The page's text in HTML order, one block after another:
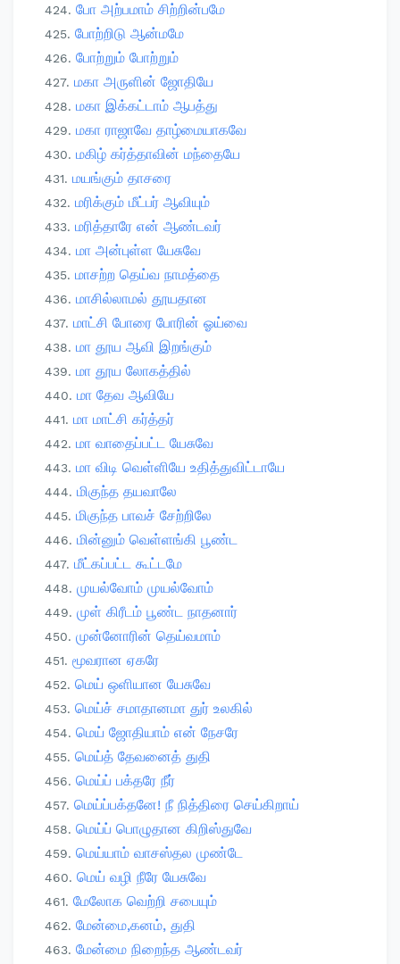
போ அற்பமாம் சிற்றின்பமே
போற்றிடு ஆன்மமே
போற்றும் போற்றும்
மகா அருளின் ஜோதியே
மகா இக்கட்டாம் ஆபத்து
மகா ராஜாவே தாழ்மையாகவே
மகிழ் கர்த்தாவின் மந்தையே
மயங்கும் தாசரை
மரிக்கும் மீட்பர் ஆவியும்
மரித்தாரே என் ஆண்டவர்
மா அன்புள்ள யேசுவே
மாசற்ற தெய்வ நாமத்தை
மாசில்லாமல் தூயதான
மாட்சி போரை போரின் ஓய்வை
மா தூய ஆவி இறங்கும்
மா தூய லோகத்தில்
மா தேவ ஆவியே
மா மாட்சி கர்த்தர்
மா வாதைப்பட்ட யேசுவே
மா விடி வெள்ளியே உதித்துவிட்டாயே
மிகுந்த தயவாலே
மிகுந்த பாவச் சேற்றிலே
மின்னும் வெள்ளங்கி பூண்ட
மீட்கப்பட்ட கூட்டமே
முயல்வோம் முயல்வோம்
முள் கிரீடம் பூண்ட நாதனார்
முன்னோரின் தெய்வமாம்
மூவரான ஏகரே
மெய் ஒளியான யேசுவே
மெய்ச் சமாதானமா துர் உலகில்
மெய் ஜோதியாம் என் நேசரே
மெய்த் தேவனைத் துதி
மெய்ப் பக்தரே நீர்
மெய்ப்பக்தனே! நீ நித்திரை செய்கிறாய்
மெய்ப் பொழுதான கிறிஸ்துவே
மெய்யாம் வாசஸ்தல முண்டே
மெய் வழி நீரே யேசுவே
மேலோக வெற்றி சபையும்
மேன்மை,கனம், துதி
மேன்மை நிறைந்த ஆண்டவர்